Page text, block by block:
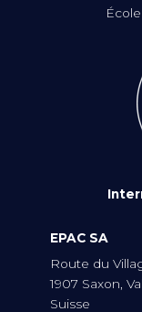
EPAC SA
Route du
1907 Saxon,
Suisse